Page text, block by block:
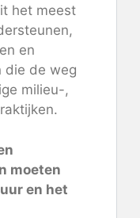
het meest
en
die de weg
milieu-,
moeten
en het